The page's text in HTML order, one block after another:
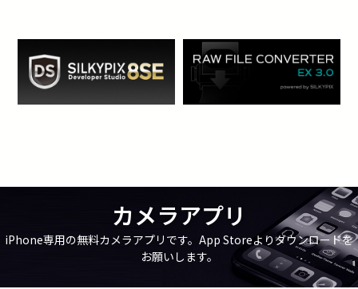
カメラアプリ
iPhone専用の無料カメラアプリです。App Storeよりダウンロードを
お願いします。